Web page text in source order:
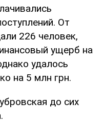
От
226 человек,
ущерб на
удалось
на 5 млн грн.
до сих